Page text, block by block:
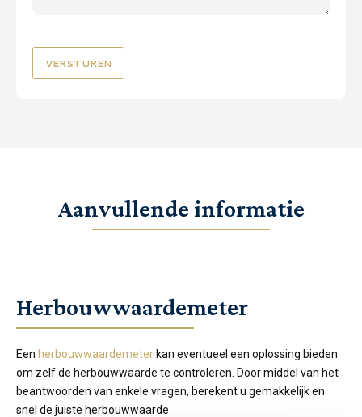
Aanvullende informatie
Herbouwwaardemeter
Een herbouwwaardemeter kan eventueel een oplossing bieden
om zelf de herbouwwaarde te controleren. Door middel van het
beantwoorden van enkele vragen, berekent u gemakkelijk en
snel de juiste herbouwwaarde.